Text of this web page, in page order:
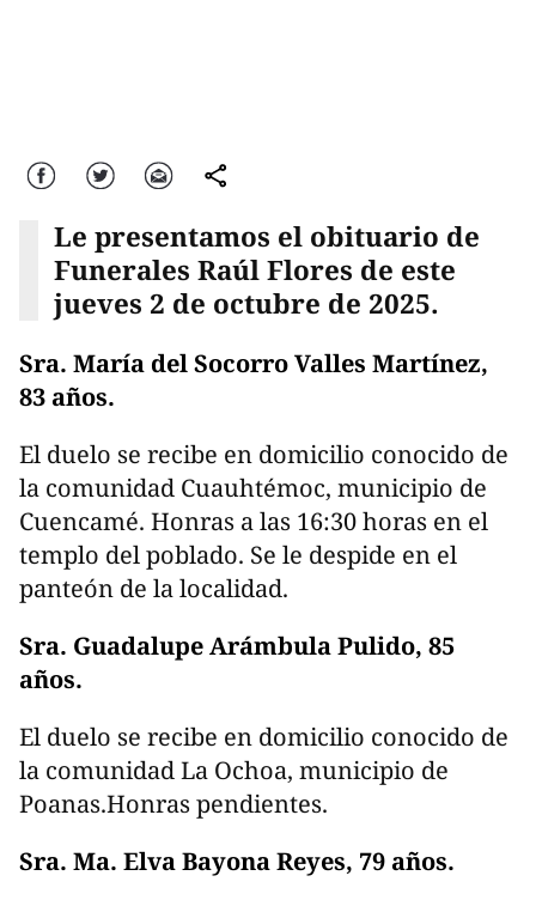
Facebook Twitter Correo comparte
Le presentamos el obituario de
Funerales Raúl Flores de este
jueves 2 de octubre de 2025.
Sra. María del Socorro Valles Martínez,
83 años.
El duelo se recibe en domicilio conocido de
la comunidad Cuauhtémoc, municipio de
Cuencamé. Honras a las 16:30 horas en el
templo del poblado. Se le despide en el
panteón de la localidad.
Sra. Guadalupe Arámbula Pulido, 85
años.
El duelo se recibe en domicilio conocido de
la comunidad La Ochoa, municipio de
Poanas.Honras pendientes.
Sra. Ma. Elva Bayona Reyes, 79 años.